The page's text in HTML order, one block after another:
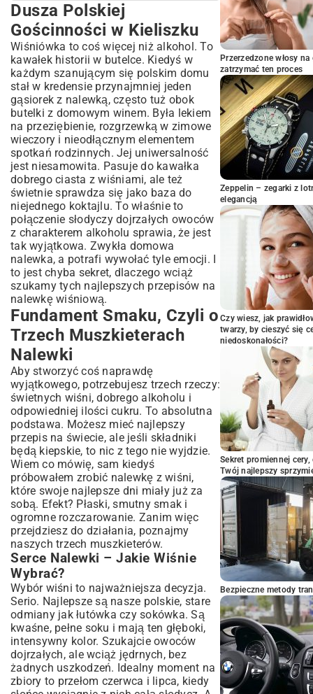
Dusza Polskiej Gościnności w Kieliszku
Fundament Smaku, Czyli o Trzech
Muszkieterach Nalewki
Serce Nalewki – Jakie Wiśnie Wybrać?
Moc Tradycji: Spirytus czy Wódka?
Słodka Równowaga: Cukier i Jego Rola
Moje Ulubione Receptury – Od Klasyki
po Nowoczesność
Nalewka Wiśniowa od Babci – Przepis,
Który Nigdy Nie Zawodzi
Wersja dla Początkujących: Delikatna
Nalewka na Wódce
Dla Niecierpliwych: Jak Przyspieszyć
Proces?
Wielki Dylemat: Zostawić Pestki czy
Usunąć?
Kilka Sekretów Szeptanych po Cichu
Najczęstsze Pytania, Które Słyszę
Znajdź Swój Własny, Idealny Smak
Dusza Polskiej
Gościnności w Kieliszku
Wiśniówka to coś więcej niż alkohol. To
kawałek historii w butelce. Kiedyś w
każdym szanującym się polskim domu
stał w kredensie przynajmniej jeden
gąsiorek z nalewką, często tuż obok
butelki z domowym winem. Była lekiem
na przeziębienie, rozgrzewką w zimowe
wieczory i nieodłącznym elementem
spotkań rodzinnych. Jej uniwersalność
jest niesamowita. Pasuje do kawałka
dobrego ciasta z wiśniami, ale też
świetnie sprawdza się jako baza do
niejednego koktajlu. To właśnie to
połączenie słodyczy dojrzałych owoców
z charakterem alkoholu sprawia, że jest
tak wyjątkowa. Zwykła domowa
nalewka, a potrafi wywołać tyle emocji. I
to jest chyba sekret, dlaczego wciąż
szukamy tych najlepszych przepisów na
nalewkę wiśniową.
Fundament Smaku, Czyli o
Trzech Muszkieterach
Nalewki
Aby stworzyć coś naprawdę
wyjątkowego, potrzebujesz trzech rzeczy:
świetnych wiśni, dobrego alkoholu i
odpowiedniej ilości cukru. To absolutna
podstawa. Możesz mieć najlepszy
przepis na świecie, ale jeśli składniki
będą kiepskie, to nic z tego nie wyjdzie.
Wiem co mówię, sam kiedyś
próbowałem zrobić nalewkę z wiśni,
które swoje najlepsze dni miały już za
sobą. Efekt? Płaski, smutny smak i
ogromne rozczarowanie. Zanim więc
przejdziesz do działania, poznajmy
naszych trzech muszkieterów.
Serce Nalewki – Jakie Wiśnie
Wybrać?
Wybór wiśni to najważniejsza decyzja.
Serio. Najlepsze są nasze polskie, stare
odmiany jak łutówka czy sokówka. Są
kwaśne, pełne soku i mają ten głęboki,
intensywny kolor. Szukajcie owoców
dojrzałych, ale wciąż jędrnych, bez
żadnych uszkodzeń. Idealny moment na
zbiory to przełom czerwca i lipca, kiedy
Przerzedzone włosy
zatrzymać ten proces
Zeppelin – zegarki z
elegancją
Czy wiesz, jak
twarzy, by cieszyć się
niedoskonałości?
Sekret promiennej
Twój najlepszy
Bezpieczne metody